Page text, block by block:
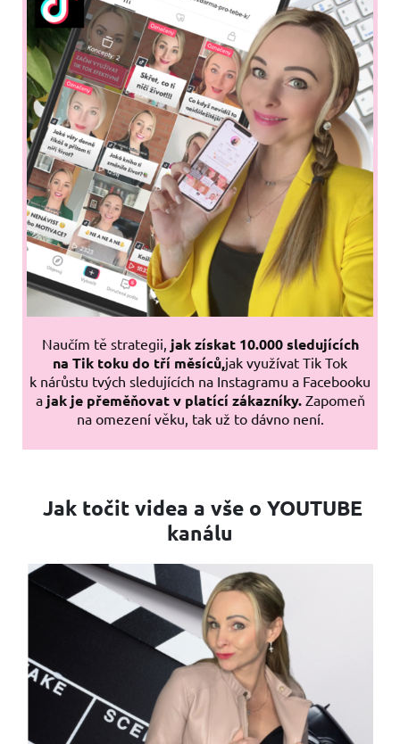
Naučím tě strategii, jak získat 10.000 sledujících
na Tik toku do tří měsíců,jak využívat Tik Tok
k nárůstu tvých sledujících na Instagramu a Facebooku
a jak je přeměňovat v platící zákazníky. Zapomeň
na omezení věku, tak už to dávno není.
Jak točit videa a vše o YOUTUBE
kanálu